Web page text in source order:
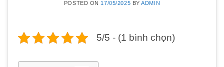
POSTED ON 17/05/2025 BYADMIN
5/5 - (1 bình chọn)